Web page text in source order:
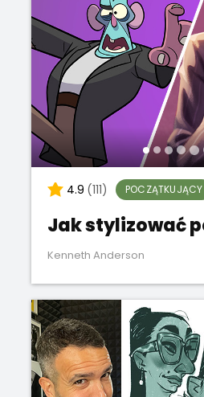
4.9 (111) POCZĄTKUJĄCY
Jak stylizować
Kenneth Anderson